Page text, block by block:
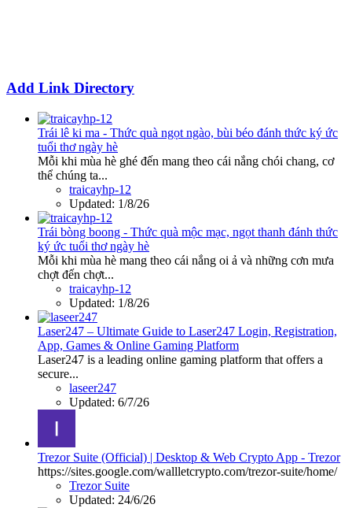
Add Link Directory
Trái lê ki ma - Thức quà ngọt ngào, bùi béo đánh thức ký ức
tuổi thơ ngày hè
Mỗi khi mùa hè ghé đến mang theo cái nắng chói chang, cơ
thể chúng ta...
traicayhp-12
Updated: 1/8/26
Trái bòng boong - Thức quà mộc mạc, ngọt thanh đánh thức
ký ức tuổi thơ ngày hè
Mỗi khi mùa hè mang theo cái nắng oi ả và những cơn mưa
chợt đến chợt...
traicayhp-12
Updated: 1/8/26
Laser247 – Ultimate Guide to Laser247 Login, Registration,
App, Games & Online Gaming Platform
Laser247 is a leading online gaming platform that offers a
secure...
laseer247
Updated: 6/7/26
Trezor Suite (Official) | Desktop & Web Crypto App - Trezor
https://sites.google.com/wallletcrypto.com/trezor-suite/home/
Trezor Suite
Updated: 24/6/26